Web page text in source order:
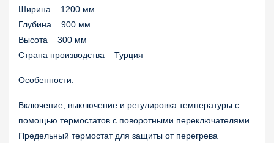
Ширина 1200 мм
Глубина 900 мм
Высота 300 мм
Страна производства Турция
Особенности:
Включение, выключение и регулировка температуры с
помощью термостатов с поворотными переключателями
Предельный термостат для защиты от перегрева